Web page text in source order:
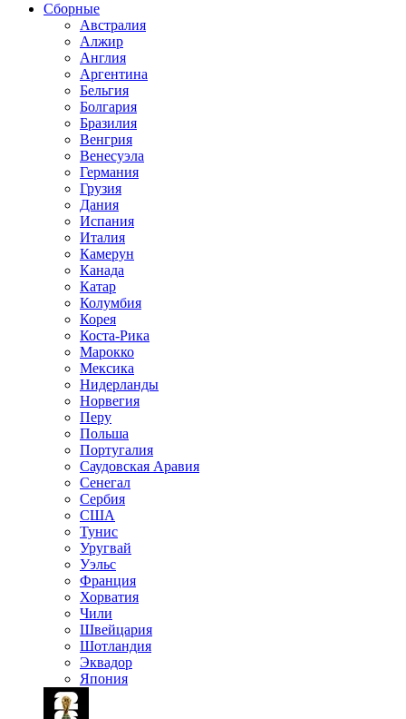
Сборные
Австралия
Алжир
Англия
Аргентина
Бельгия
Болгария
Бразилия
Венгрия
Венесуэла
Германия
Грузия
Дания
Испания
Италия
Камерун
Канада
Катар
Колумбия
Корея
Коста-Рика
Марокко
Мексика
Нидерланды
Норвегия
Перу
Польша
Португалия
Саудовская Аравия
Сенегал
Сербия
США
Тунис
Уругвай
Уэльс
Франция
Хорватия
Чили
Швейцария
Шотландия
Эквадор
Япония